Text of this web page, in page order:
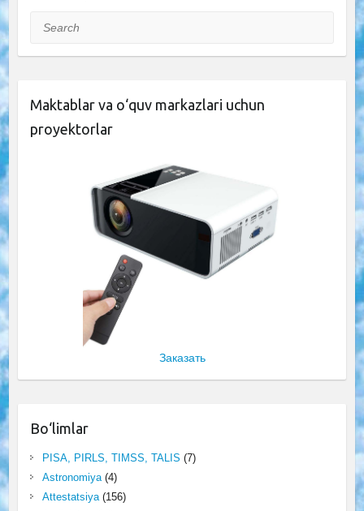
Search
Maktablar va o‘quv markazlari uchun
proyektorlar
Заказать
Bo‘limlar
PISA, PIRLS, TIMSS, TALIS (7)
Astronomiya(4)
Attestatsiya(156)